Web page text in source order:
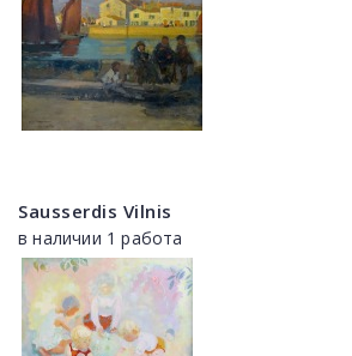
Sausserdis Vilnis
в наличии 1 работа